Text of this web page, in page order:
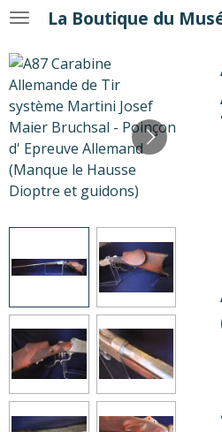
Passer
contenu
principal
La Boutique du